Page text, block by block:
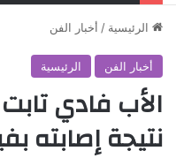
الرئيسية / أخبار الفن
أخبار الفن الرئيسية
الأب فادي
نتيجة إصابته